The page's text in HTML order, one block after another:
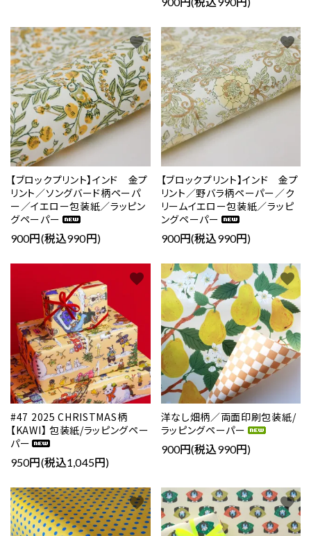
【ブロックプリント】インド 金プ
リント／ソングバード柄ペーパ
ー／イエロー包装紙／ラッピン
グペーパー
900円(税込990円)
favorite
【ブロックプリント】インド 金プ
リント／野バラ柄ペーパー／ク
リームイエロー包装紙／ラッピ
ングペーパー
900円(税込990円)
favorite
#47 2025 CHRISTMAS柄
【KAWI】 包装紙/ラッピングペー
パー
950円(税込1,045円)
favorite
洋なし畑柄／両面印刷包装紙/
ラッピングペーパー
900円(税込990円)
favorite
favorite favorite